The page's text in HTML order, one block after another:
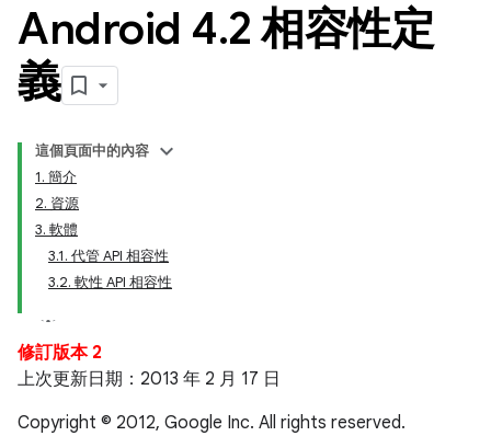
Android 4.2 相容性定
義
這個頁面中的內容
1. 簡介
2. 資源
3. 軟體
3.1. 代管 API 相容性
3.2. 軟性 API 相容性
修訂版本 2
上次更新日期：2013 年 2 月 17 日
Copyright © 2012, Google Inc. All rights reserved.